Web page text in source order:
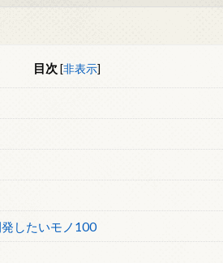
目次 [非表示]
したいモノ100